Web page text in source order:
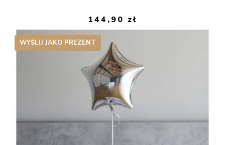
144,90 zł
WYŚLIJ JAKO PREZENT